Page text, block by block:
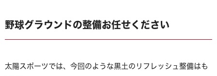
野球グラウンドの整備お任せください
太陽スポーツでは、今回のような黒土のリフレッシュ整備はも